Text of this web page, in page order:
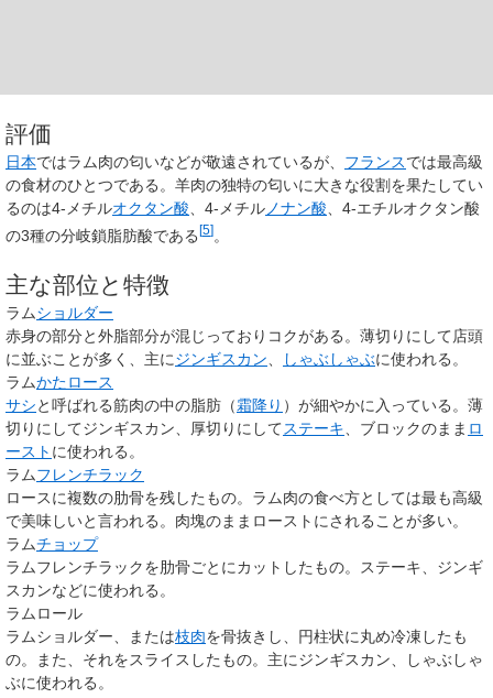
評価
日本ではラム肉の匂いなどが敬遠されているが、 フランスでは最高級
の食材のひとつである。羊肉の独特の匂いに大きな役割を果たしてい
るのは4-メチルオクタン酸 、4-メチル ノナン酸 、4-エチルオクタン酸
の3種の分岐鎖脂肪酸である[5]。
主な部位と特徴
ラムショルダー
赤身の部分と外脂部分が混じっておりコクがある。薄切りにして店頭
に並ぶことが多く、主にジンギスカン、 しゃぶしゃぶに使われる。
ラムかたロース
サシと呼ばれる筋肉の中の脂肪（霜降り ）が細やかに入っている。薄
切りにしてジンギスカン、厚切りにしてステーキ、ブロックのまま ロ
ースト に使われる。
ラムフレンチラック
ロースに複数の肋骨を残したもの。ラム肉の食べ方としては最も高級
で美味しいと言われる。肉塊のままローストにされることが多い。
ラムチョップ
ラムフレンチラックを肋骨ごとにカットしたもの。ステーキ、ジンギ
スカンなどに使われる。
ラムロール
ラムショルダー、または枝肉を骨抜きし、円柱状に丸め冷凍したも
の。また、それをスライスしたもの。主にジンギスカン、しゃぶしゃ
ぶに使われる。